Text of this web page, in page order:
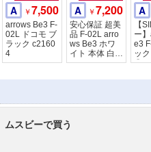
A ￥7,500
arrows Be3 F-
02L ドコモ ブ
ラック c2160
4
A ￥7,200
安心保証 超美
品 F-02L arro
ws Be3 ホワ
イト 本体 白ロ
ム
A
【
ー
e3
ッ
〇
ムスビーで買う